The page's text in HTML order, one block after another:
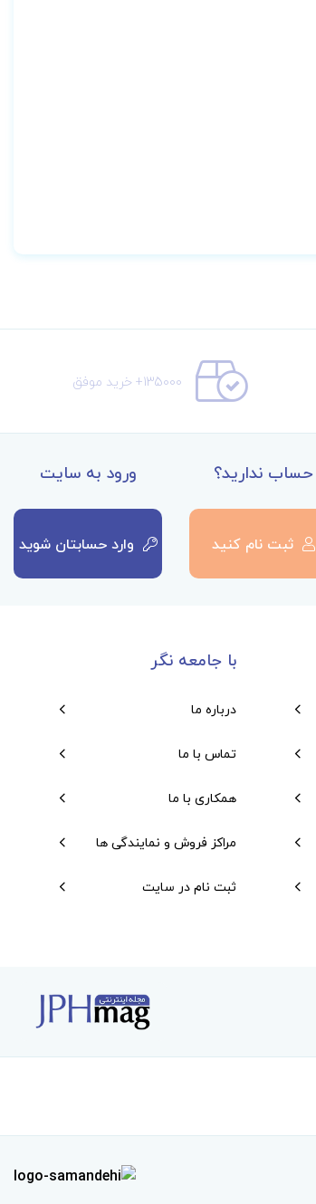
135000+ خرید موفق
ورود به سایت
وارد حسابتان شوید
حساب ندارید؟
ثبت نام کنید
با جامعه نگر
درباره ما
تماس با ما
همکاری با ما
مراکز فروش و نمایندگی ها
ثبت نام در سایت